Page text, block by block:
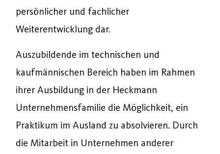
persönlicher und fachlicher
Weiterentwicklung dar.
Auszubildende im technischen und
kaufmännischen Bereich haben im Rahmen
ihrer Ausbildung in der Heckmann
Unternehmensfamilie die Möglichkeit, ein
Praktikum im Ausland zu absolvieren. Durch
die Mitarbeit in Unternehmen anderer